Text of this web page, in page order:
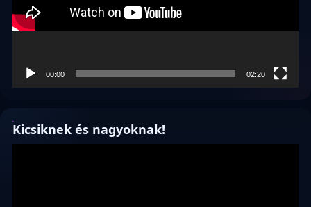
00:00 02:20
Kicsiknek és nagyoknak!